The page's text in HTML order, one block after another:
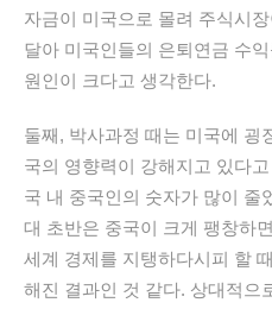
자금이 미국으로 몰려 주식시
달아 미국인들의 은퇴연금 수
원인이 크다고 생각한다.
둘째, 박사과정 때는 미국에 굉
국의 영향력이 강해지고 있다
국 내 중국인의 숫자가 많이 줄
대 초반은 중국이 크게 팽창하
세계 경제를 지탱하다시피 할
해진 결과인 것 같다. 상대적으